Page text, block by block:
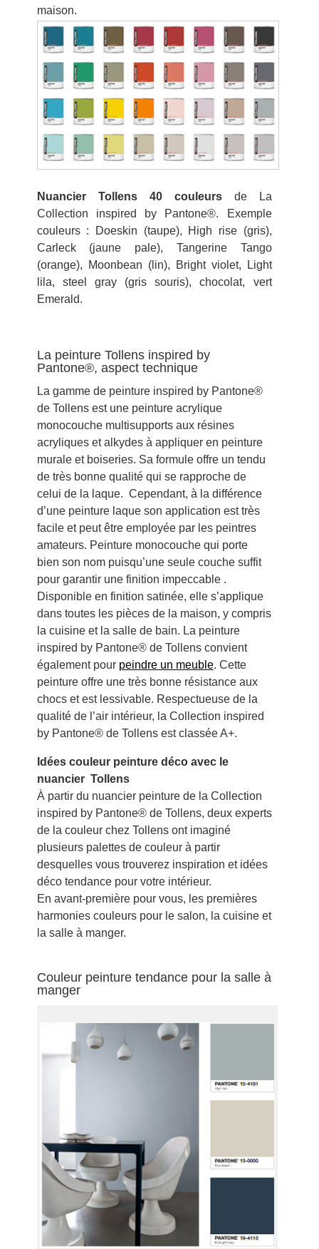
maison.
Nuancier Tollens 40 couleursde La
Collection inspired by Pantone®. Exemple
couleurs : Doeskin (taupe), High rise (gris),
Carleck (jaune pale), Tangerine Tango
(orange), Moonbean (lin), Bright violet, Light
lila, steel gray (gris souris), chocolat, vert
Emerald.
La peinture Tollens inspired by
Pantone®, aspect technique
La gamme de peinture inspired by Pantone®
de Tollens est une peinture acrylique
monocouche multisupports aux résines
acryliques et alkydes à appliquer en peinture
murale et boiseries. Sa formule offre un tendu
de très bonne qualité qui se rapproche de
celui de la laque. Cependant, à la différence
d’une peinture laque son application est très
facile et peut être employée par les peintres
amateurs. Peinture monocouche qui porte
bien son nom puisqu’une seule couche suffit
pour garantir une finition impeccable .
Disponible en finition satinée, elle s’applique
dans toutes les pièces de la maison, y compris
la cuisine et la salle de bain. La peinture
inspired by Pantone® de Tollens convient
également pour peindre un meuble. Cette
peinture offre une très bonne résistance aux
chocs et est lessivable. Respectueuse de la
qualité de l’air intérieur, la Collection inspired
by Pantone® de Tollens est classée A+.
Idées couleur peinture déco avec le
nuancier Tollens
À partir du nuancier peinture de la Collection
inspired by Pantone® de Tollens, deux experts
de la couleur chez Tollens ont imaginé
plusieurs palettes de couleur à partir
desquelles vous trouverez inspiration et idées
déco tendance pour votre intérieur.
En avant-première pour vous, les premières
harmonies couleurs pour le salon, la cuisine et
la salle à manger.
Couleur peinture tendance pour la salle à
manger